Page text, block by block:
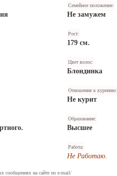
Семейное положение:
Не замужем
Рост:
179 см.
Цвет волос:
Блондинка
Отношение к курению:
Не курит
Образование:
Высшее
Работа:
Не Работаю.
сообщениях на сайте по e-mail/